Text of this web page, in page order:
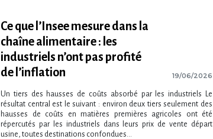
Ce que l​‌’Insee mesure dans la
chaîne alimentaire : les
industriels n​‌’ont pas profité
de l​‌’inflation
19/06/2026
Un tiers des hausses de coûts absorbé par les industriels Le
résultat central est le suivant : environ deux tiers seulement des
hausses de coûts en matières premières agricoles ont été
répercutés par les industriels dans leurs prix de vente départ
usine, toutes destinations confondues...